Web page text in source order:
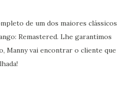
de um dos maiores clássicos
Remastered. Lhe garantimos
Manny vai encontrar o cliente que